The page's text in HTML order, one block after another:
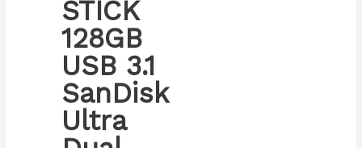
STICK
128GB
USB 3.1
SanDisk
Ultra